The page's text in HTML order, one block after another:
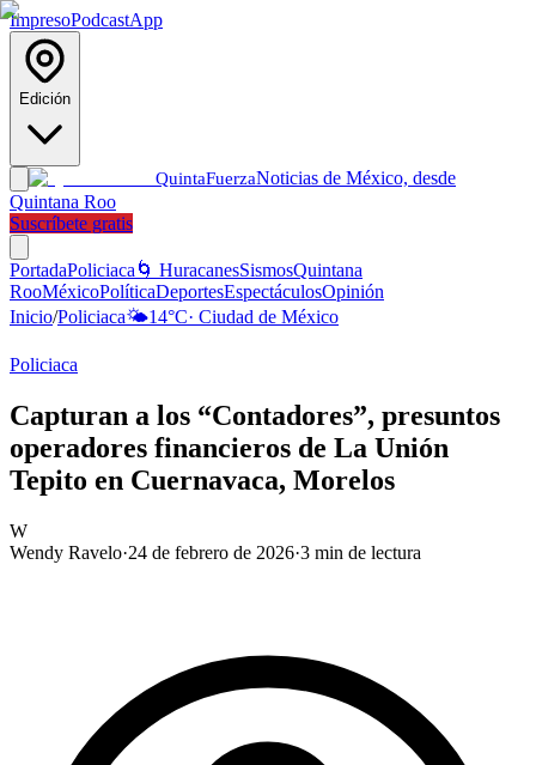
ImpresoPodcastApp
Edición
QuintaFuerzaNoticias de México, desde
Quintana Roo
Suscríbete gratis
PortadaPoliciaca 🌀 HuracanesSismosQuintana
RooMéxicoPolíticaDeportesEspectáculosOpinión
Inicio/Policiaca🌤️14°C· Ciudad de México
Policiaca
Capturan a los “Contadores”, presuntos
operadores financieros de La Unión
Tepito en Cuernavaca, Morelos
W
Wendy Ravelo·24 de febrero de 2026·3 min de lectura